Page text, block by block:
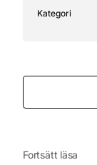
Kategori
Fortsätt läsa